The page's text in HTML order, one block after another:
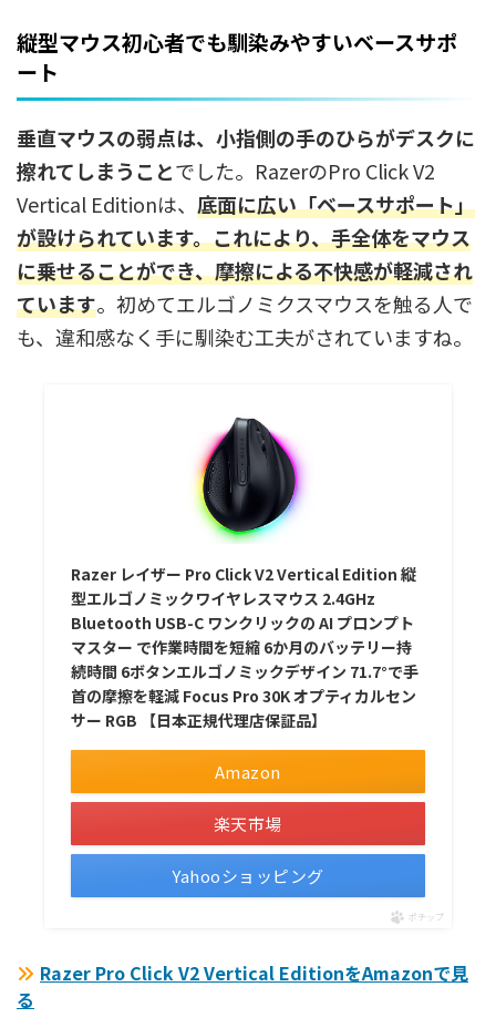
縦型マウス初心者でも馴染みやすいベースサポ
ート
垂直マウスの弱点は、小指側の手のひらがデスクに
擦れてしまうことでした。RazerのPro Click V2
Vertical Editionは、 底面に広い「ベースサポート」
が設けられています。これにより、手全体をマウス
に乗せることができ、摩擦による不快感が軽減され
ています。初めてエルゴノミクスマウスを触る人で
も、違和感なく手に馴染む工夫がされていますね。
Razer レイザー Pro Click V2 Vertical Edition 縦
型エルゴノミックワイヤレスマウス 2.4GHz
Bluetooth USB-C ワンクリックの AI プロンプト
マスター で作業時間を短縮 6か月のバッテリー持
続時間 6ボタンエルゴノミックデザイン 71.7°で手
首の摩擦を軽減 Focus Pro 30K オプティカルセン
サー RGB 【日本正規代理店保証品】
Amazon
楽天市場
Yahooショッピング
ポチップ
Razer Pro Click V2 Vertical EditionをAmazonで見
る